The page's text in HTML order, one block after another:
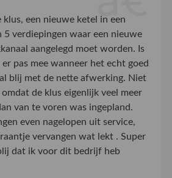
klus, een nieuwe ketel in een
5 verdiepingen waar een nieuwe
aangelegd moet worden. Is
pas mee wanneer het echt goed
blij met de nette afwerking. Niet
de klus eigenlijk veel meer
van te voren was ingepland.
even nagelopen uit service,
vervangen wat lekt . Super
dat ik voor dit bedrijf heb